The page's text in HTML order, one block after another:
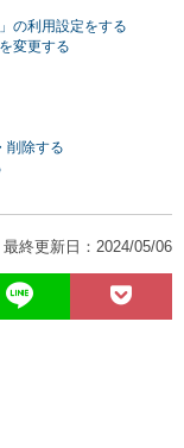
の利用設定をする
変更する
削除する
最終更新日：2024/05/06